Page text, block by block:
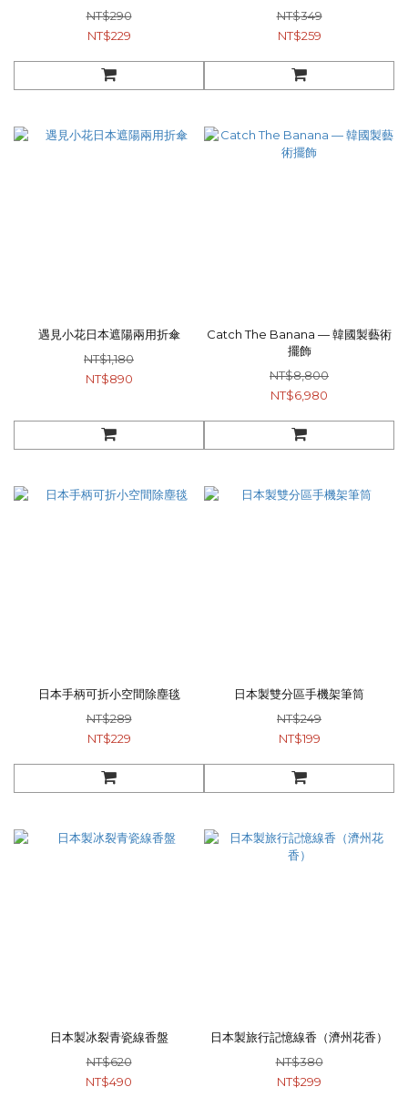
NT$290
NT$229
NT$349
NT$259
遇見小花日本遮陽兩用折傘
NT$1,180
NT$890
Catch The Banana — 韓國製藝術
擺飾
NT$8,800
NT$6,980
日本手柄可折小空間除塵毯
NT$289
NT$229
日本製雙分區手機架筆筒
NT$249
NT$199
日本製冰裂青瓷線香盤
NT$620
NT$490
日本製旅行記憶線香（濟州花香）
NT$380
NT$299